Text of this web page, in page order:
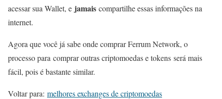
acessar sua Wallet, e jamais compartilhe essas informações na
internet.
Agora que você já sabe onde comprar Ferrum Network, o
processo para comprar outras criptomoedas e tokens será mais
fácil, pois é bastante similar.
Voltar para: melhores exchanges de criptomoedas